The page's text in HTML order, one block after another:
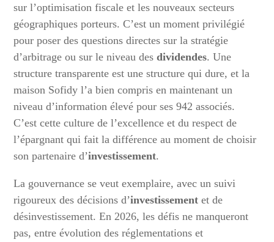
sur l’optimisation fiscale et les nouveaux secteurs
géographiques porteurs. C’est un moment privilégié
pour poser des questions directes sur la stratégie
d’arbitrage ou sur le niveau desdividendes. Une
structure transparente est une structure qui dure, et la
maison Sofidy l’a bien compris en maintenant un
niveau d’information élevé pour ses 942 associés.
C’est cette culture de l’excellence et du respect de
l’épargnant qui fait la différence au moment de choisir
son partenaire d’investissement.
La gouvernance se veut exemplaire, avec un suivi
rigoureux des décisions d’investissement et de
désinvestissement. En 2026, les défis ne manqueront
pas, entre évolution des réglementations et